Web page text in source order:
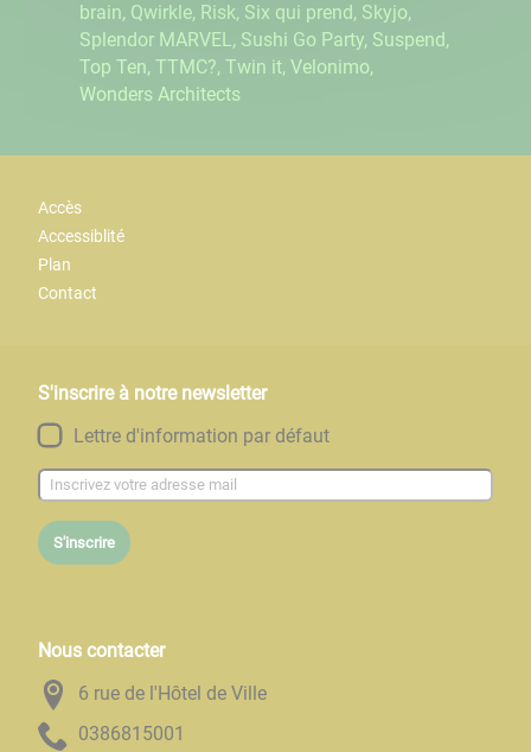
brain, Qwirkle, Risk, Six qui prend, Skyjo,
Splendor MARVEL, Sushi Go Party, Suspend,
Top Ten, TTMC?, Twin it, Velonimo,
Wonders Architects
Accès
Accessiblité
Plan
Contact
S'inscrire à notre newsletter
Lettre d'information par défaut
S'inscrire
Nous contacter
6 rue de l'Hôtel de Ville
1005186830